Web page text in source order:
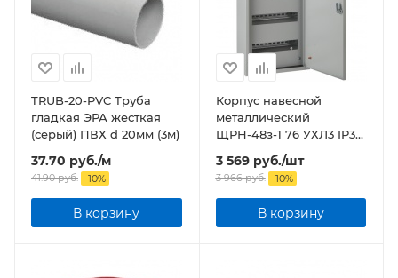
TRUB-20-PVC Труба
гладкая ЭРА жесткая
(серый) ПВХ d 20мм (3м)
37.70 руб./м
41.90руб. -10%
В корзину
Корпус навесной
металлический
ЩРН-48з-1 76 УХЛ3 IP31
NO-123-21 ЭРА
3 569руб./шт
3 966руб. -10%
В корзину